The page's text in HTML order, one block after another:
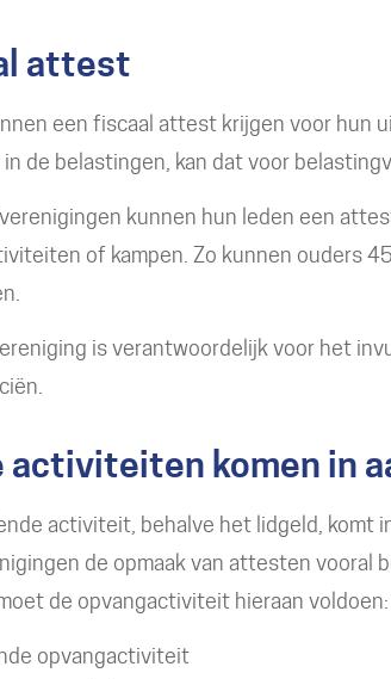
attest
een fiscaal attest krijgen voor hun
de belastingen, kan dat voor
kunnen hun leden een
of kampen. Zo kunnen ouders
is verantwoordelijk voor het
activiteiten komen in
activiteit, behalve het lidgeld, komt
de opmaak van attesten vooral
de opvangactiviteit hieraan voldoen:
opvangactiviteit